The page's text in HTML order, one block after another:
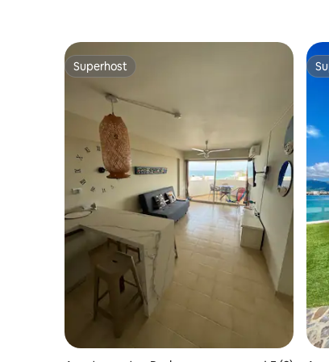
Superhost
Superhost